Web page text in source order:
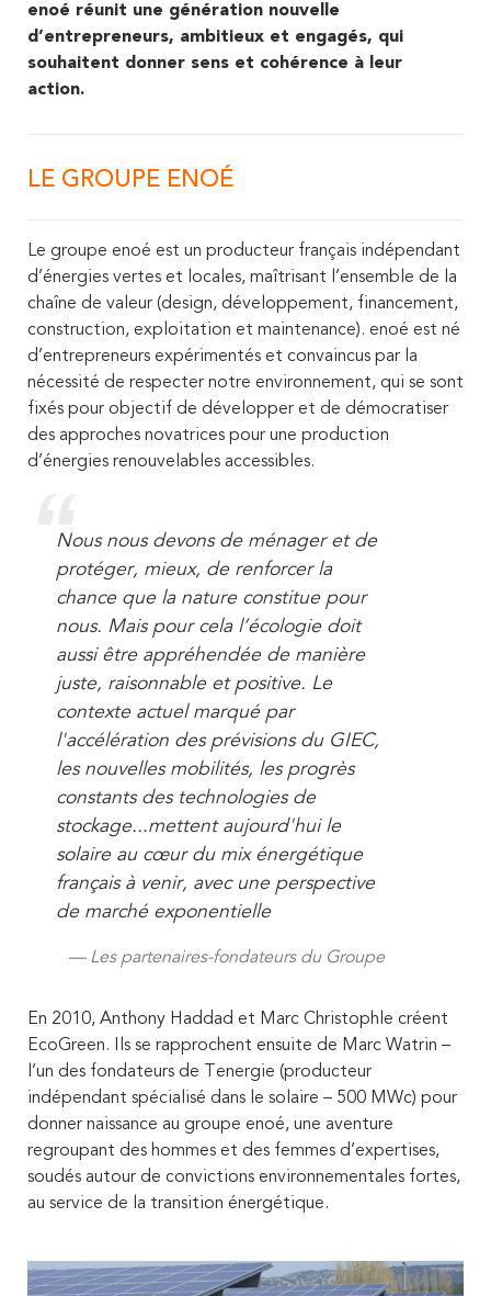
enoé réunit une génération nouvelle
d’entrepreneurs, ambitieux et engagés, qui
souhaitent donner sens et cohérence à leur
action.
LE GROUPE ENOÉ
Le groupe enoé est un producteur français indépendant
d’énergies vertes et locales, maîtrisant l’ensemble de la
chaîne de valeur (design, développement, financement,
construction, exploitation et maintenance). enoé est né
d’entrepreneurs expérimentés et convaincus par la
nécessité de respecter notre environnement, qui se sont
fixés pour objectif de développer et de démocratiser
des approches novatrices pour une production
d’énergies renouvelables accessibles.
Nous nous devons de ménager et de
protéger, mieux, de renforcer la
chance que la nature constitue pour
nous. Mais pour cela l’écologie doit
aussi être appréhendée de manière
juste, raisonnable et positive. Le
contexte actuel marqué par
l'accélération des prévisions du GIEC,
les nouvelles mobilités, les progrès
constants des technologies de
stockage...mettent aujourd'hui le
solaire au cœur du mix énergétique
français à venir, avec une perspective
de marché exponentielle
Les partenaires-fondateurs du Groupe
En 2010, Anthony Haddad et Marc Christophle créent
EcoGreen. Ils se rapprochent ensuite de Marc Watrin –
l’un des fondateurs de Tenergie (producteur
indépendant spécialisé dans le solaire – 500 MWc) pour
donner naissance au groupe enoé, une aventure
regroupant des hommes et des femmes d’expertises,
soudés autour de convictions environnementales fortes,
au service de la transition énergétique.